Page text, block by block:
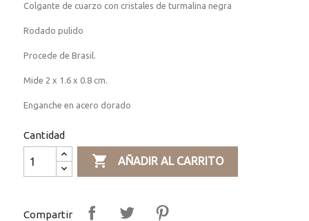
Colgante de cuarzo con cristales de turmalina negra
Rodado pulido
Procede de Brasil.
Mide 2 x 1.6 x 0.8 cm.
Enganche en acero dorado
Cantidad
 AÑADIR AL CARRITO
Compartir